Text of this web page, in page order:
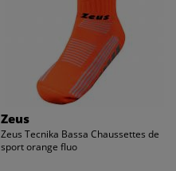
Zeus
Zeus Tecnika Bassa Chaussettes de
sport orange fluo